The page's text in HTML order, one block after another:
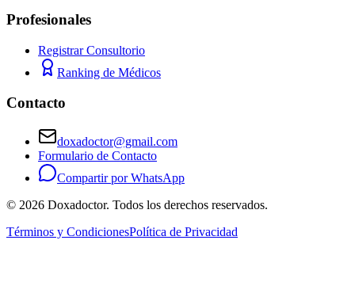
Profesionales
Registrar Consultorio
Ranking de Médicos
Contacto
doxadoctor@gmail.com
Formulario de Contacto
Compartir por WhatsApp
© 2026 Doxadoctor. Todos los derechos reservados.
Términos y CondicionesPolítica de Privacidad